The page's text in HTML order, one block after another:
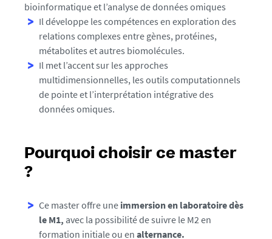
bioinformatique et l’analyse de données omiques
Il développe les compétences en exploration des
relations complexes entre gènes, protéines,
métabolites et autres biomolécules.
Il met l’accent sur les approches
multidimensionnelles, les outils computationnels
de pointe et l’interprétation intégrative des
données omiques.
Pourquoi choisir ce master
?
Ce master offre une immersion en laboratoire dès
le M1, avec la possibilité de suivre le M2 en
formation initiale ou en alternance.